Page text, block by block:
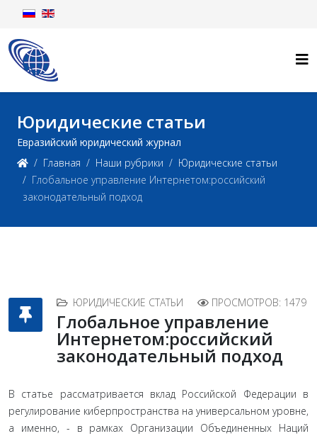
Юридические статьи
Евразийский юридический журнал
Главная
Наши рубрики
Юридические статьи
Глобальное управление Интернетом:российский
законодательный подход
ЮРИДИЧЕСКИЕ СТАТЬИ ПРОСМОТРОВ: 1479
Глобальное управление
Интернетом:российский
законодательный подход
В статье рассматривается вклад Российской Федерации в
регулирование киберпространства на универсальном уровне,
а именно, - в рамках Организации Объединенных Наций